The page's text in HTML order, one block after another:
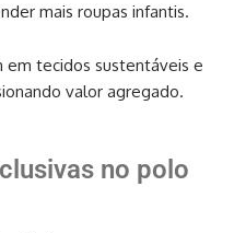
mais roupas infantis.
em tecidos sustentáveis e
valor agregado.
no polo